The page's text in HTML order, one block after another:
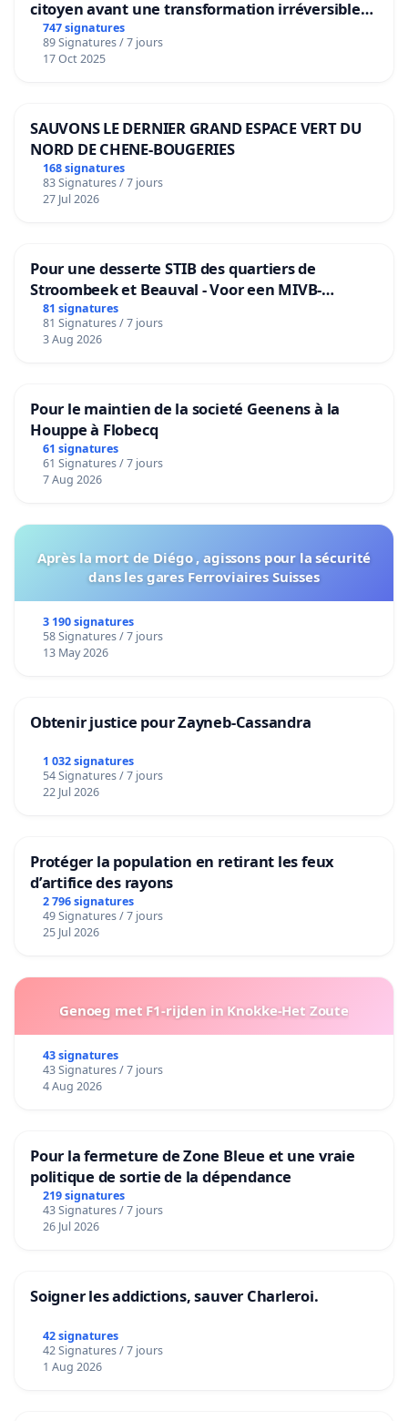
citoyen avant une transformation irréversible
de notre territoire »
747 signatures
89 Signatures / 7 jours
17 Oct 2025
SAUVONS LE DERNIER GRAND ESPACE VERT DU
NORD DE CHENE-BOUGERIES
168 signatures
83 Signatures / 7 jours
27 Jul 2026
Pour une desserte STIB des quartiers de
Stroombeek et Beauval - Voor een MIVB-
bediening van de wijken Strombeek en Het
Voor
81 signatures
81 Signatures / 7 jours
3 Aug 2026
Pour le maintien de la societé Geenens à la
Houppe à Flobecq
61 signatures
61 Signatures / 7 jours
7 Aug 2026
Après la mort de Diégo , agissons pour la sécurité
dans les gares Ferroviaires Suisses
3 190 signatures
58 Signatures / 7 jours
13 May 2026
Obtenir justice pour Zayneb-Cassandra
1 032 signatures
54 Signatures / 7 jours
22 Jul 2026
Protéger la population en retirant les feux
d’artifice des rayons
2 796 signatures
49 Signatures / 7 jours
25 Jul 2026
Genoeg met F1-rijden in Knokke-Het Zoute
43 signatures
43 Signatures / 7 jours
4 Aug 2026
Pour la fermeture de Zone Bleue et une vraie
politique de sortie de la dépendance
219 signatures
43 Signatures / 7 jours
26 Jul 2026
Soigner les addictions, sauver Charleroi.
42 signatures
42 Signatures / 7 jours
1 Aug 2026